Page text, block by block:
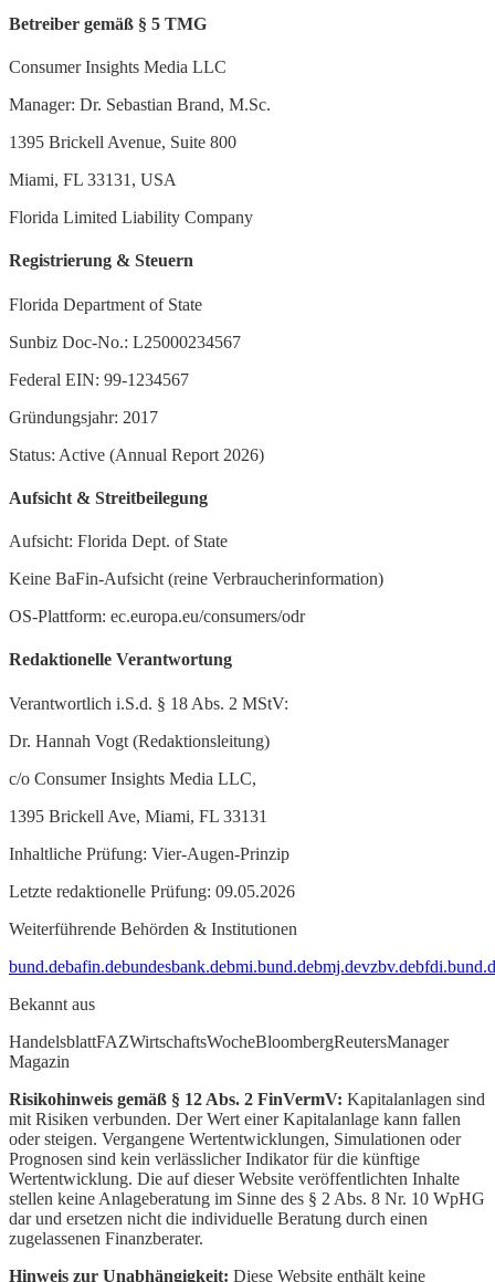
Betreiber gemäß § 5 TMG
Consumer Insights Media LLC
Manager: Dr. Sebastian Brand, M.Sc.
1395 Brickell Avenue, Suite 800
Miami, FL 33131, USA
Florida Limited Liability Company
Registrierung & Steuern
Florida Department of State
Sunbiz Doc-No.: L25000234567
Federal EIN: 99-1234567
Gründungsjahr: 2017
Status: Active (Annual Report 2026)
Aufsicht & Streitbeilegung
Aufsicht: Florida Dept. of State
Keine BaFin-Aufsicht (reine Verbraucherinformation)
OS-Plattform: ec.europa.eu/consumers/odr
Redaktionelle Verantwortung
Verantwortlich i.S.d. § 18 Abs. 2 MStV:
Dr. Hannah Vogt (Redaktionsleitung)
c/o Consumer Insights Media LLC,
1395 Brickell Ave, Miami, FL 33131
Inhaltliche Prüfung: Vier-Augen-Prinzip
Letzte redaktionelle Prüfung: 09.05.2026
Weiterführende Behörden & Institutionen
bund.debafin.debundesbank.debmi.bund.debmj.devzbv.de
Bekannt aus
HandelsblattFAZWirtschaftsWocheBloombergReutersManager
Magazin
Risikohinweis gemäß § 12 Abs. 2 FinVermV: Kapitalanlagen sind
mit Risiken verbunden. Der Wert einer Kapitalanlage kann fallen
oder steigen. Vergangene Wertentwicklungen, Simulationen oder
Prognosen sind kein verlässlicher Indikator für die künftige
Wertentwicklung. Die auf dieser Website veröffentlichten Inhalte
stellen keine Anlageberatung im Sinne des § 2 Abs. 8 Nr. 10 WpHG
dar und ersetzen nicht die individuelle Beratung durch einen
zugelassenen Finanzberater.
Hinweis zur Unabhängigkeit: Diese Website enthält keine